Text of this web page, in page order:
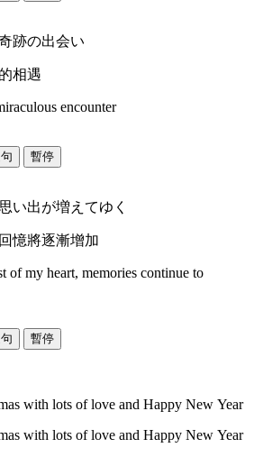
跡の出会い
相遇
encounter
暫停
い出が増えてゆく
憶將逐漸增加
of my heart, memories continue to
暫停
with lots of love and Happy New Year
with lots of love and Happy New Year